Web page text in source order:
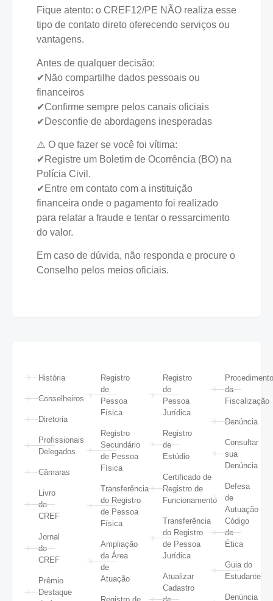
Fique atento: o CREF12/PE NÃO realiza esse
tipo de contato direto oferecendo serviços ou
vantagens.
Antes de qualquer decisão:
✔Não compartilhe dados pessoais ou
financeiros
✔Confirme sempre pelos canais oficiais
✔Desconfie de abordagens inesperadas
⚠️ O que fazer se você foi vítima:
✔Registre um Boletim de Ocorrência (BO) na
Polícia Civil.
✔Entre em contato com a instituição
financeira onde o pagamento foi realizado
para relatar a fraude e tentar o ressarcimento
do valor.
Em caso de dúvida, não responda e procure o
Conselho pelos meios oficiais.
História
Conselheiros
Diretoria
Profissionais
Delegados
Câmaras
Livro
do
CREF
Jornal
do
CREF
Prêmio
Destaque
Registro
de
Pessoa
Física
Registro
Secundário
de Pessoa
Física
Transferência
do Registro
de Pessoa
Física
Ampliação
da Área
de
Atuação
Registro
de
Pessoa
Jurídica
Registro
de
Estúdio
Certificado de
Registro de
Funcionamento
Transferência
do Registro
de Pessoa
Jurídica
Atualizar
Cadastro
da
Fiscalização
Denúncia
Consultar
sua
Denúncia
Defesa
de
Autuação
Código
de
Ética
Guia do
Estudante
Denúncia